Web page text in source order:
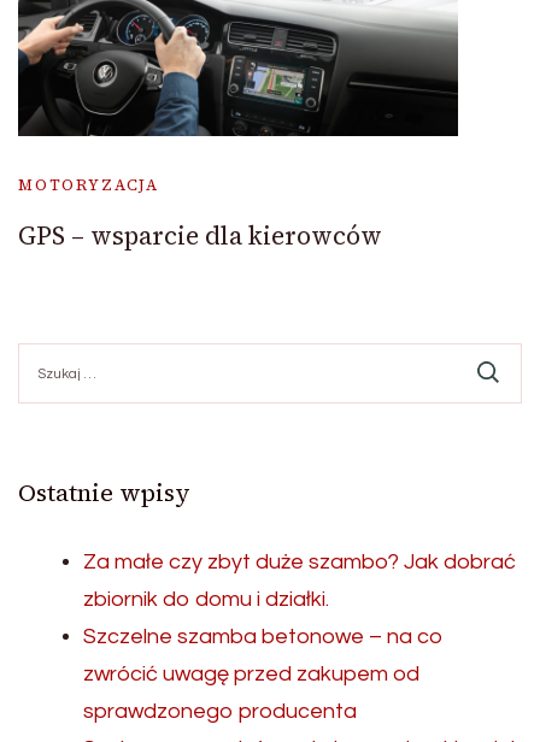
MOTORYZACJA
GPS – wsparcie dla kierowców
Ostatnie wpisy
Za małe czy zbyt duże szambo? Jak dobrać
zbiornik do domu i działki.
Szczelne szamba betonowe – na co
zwrócić uwagę przed zakupem od
sprawdzonego producenta